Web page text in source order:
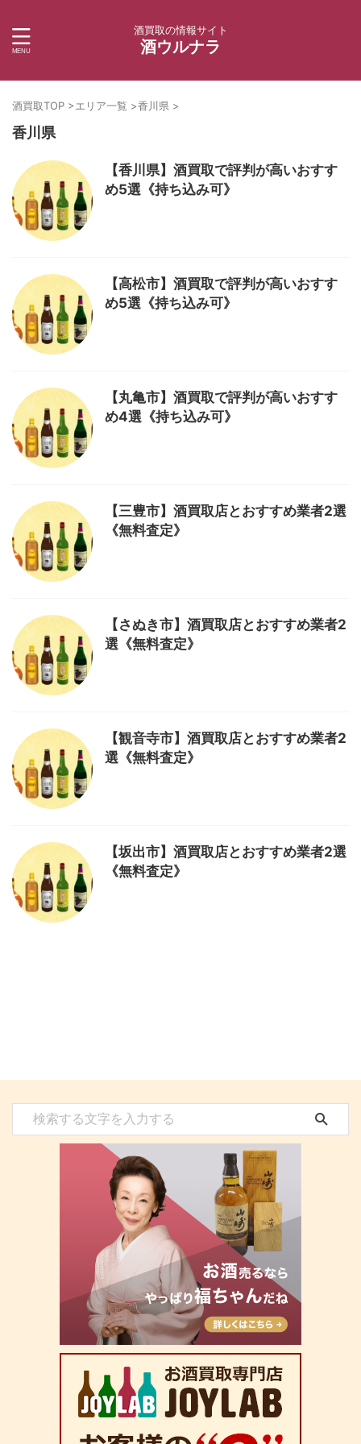
酒買取の情報サイト
酒ウルナラ
酒買取TOP >エリア一覧 >香川県 >
香川県
【香川県】酒買取で評判が高いおすす
め5選《持ち込み可》
【高松市】酒買取で評判が高いおすす
め5選《持ち込み可》
【丸亀市】酒買取で評判が高いおすす
め4選《持ち込み可》
【三豊市】酒買取店とおすすめ業者2選
《無料査定》
【さぬき市】酒買取店とおすすめ業者2
選《無料査定》
【観音寺市】酒買取店とおすすめ業者2
選《無料査定》
【坂出市】酒買取店とおすすめ業者2選
《無料査定》